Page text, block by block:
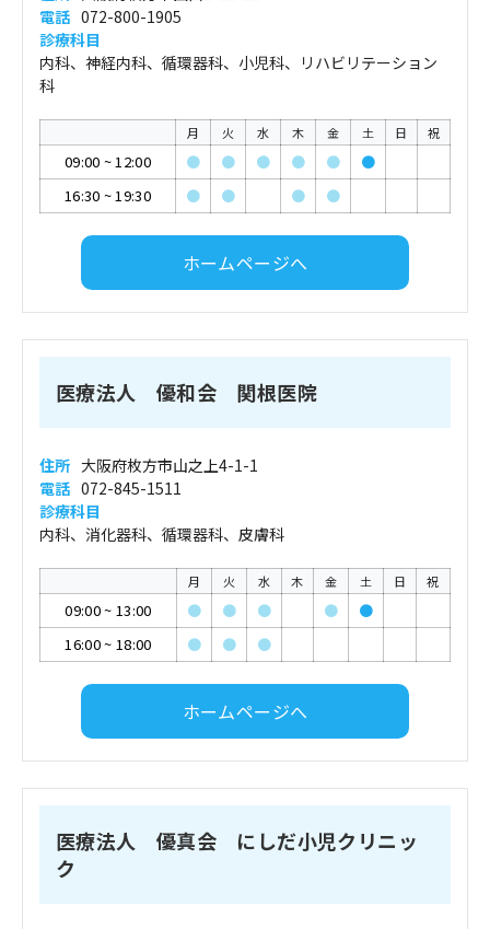
電話 072-800-1905
診療科目
内科、神経内科、循環器科、小児科、リハビリテーション
科
月 火 水 木 金 土 日 祝
09:00 ~12:00 ● ● ● ● ●
●
16:30 ~19:30 ● ● ● ●
ホームページへ
医療法人 優和会 関根医院
住所 大阪府枚方市山之上4-1-1
電話 072-845-1511
診療科目
内科、消化器科、循環器科、皮膚科
月 火 水 木 金 土 日 祝
09:00~ 13:00 ● ● ● ●
●
16:00~ 18:00 ● ● ●
ホームページへ
医療法人 優真会 にしだ小児クリニッ
ク